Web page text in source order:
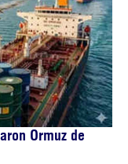
Ormuz de